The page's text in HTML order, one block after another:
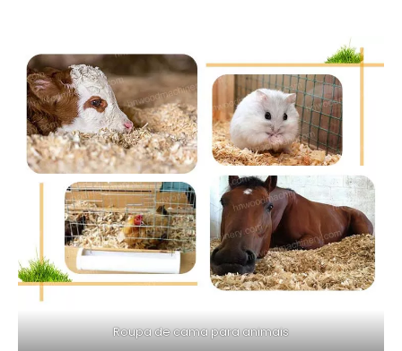
Roupa de cama para animais